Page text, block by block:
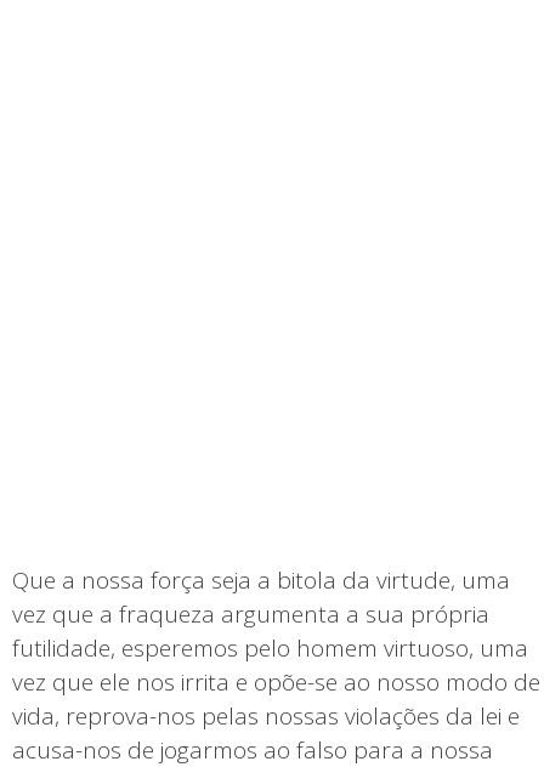
Que a nossa força seja a bitola da virtude, uma
vez que a fraqueza argumenta a sua própria
futilidade, esperemos pelo homem virtuoso, uma
vez que ele nos irrita e opõe-se ao nosso modo de
vida, reprova-nos pelas nossas violações da lei e
acusa-nos de jogarmos ao falso para a nossa